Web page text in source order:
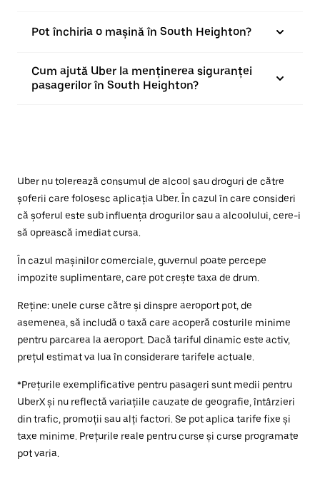
Pot închiria o mașină în South Heighton?
Cum ajută Uber la menținerea siguranței
pasagerilor în South Heighton?
Uber nu tolerează consumul de alcool sau droguri de către
șoferii care folosesc aplicația Uber. În cazul în care consideri
că șoferul este sub influența drogurilor sau a alcoolului, cere-i
să oprească imediat cursa.
În cazul mașinilor comerciale, guvernul poate percepe
impozite suplimentare, care pot crește taxa de drum.
Reține: unele curse către și dinspre aeroport pot, de
asemenea, să includă o taxă care acoperă costurile minime
pentru parcarea la aeroport. Dacă tariful dinamic este activ,
prețul estimat va lua în considerare tarifele actuale.
*Prețurile exemplificative pentru pasageri sunt medii pentru
UberX și nu reflectă variațiile cauzate de geografie, întârzieri
din trafic, promoții sau alți factori. Se pot aplica tarife fixe și
taxe minime. Prețurile reale pentru curse și curse programate
pot varia.